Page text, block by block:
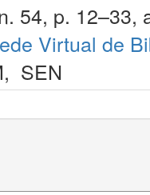
54, p. 12–33,
Virtual de
, SEN